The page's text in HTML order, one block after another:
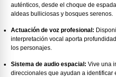
auténticos, desde el choque de
aldeas bulliciosas y bosques serenos.
Actuación de voz profesional:
interpretación vocal aporta
los personajes.
Sistema de audio espacial: Vive una
direccionales que ayudan a identificar